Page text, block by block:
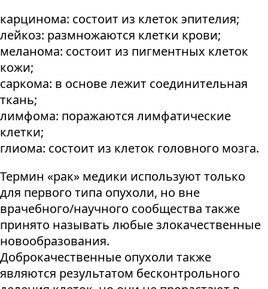
карцинома: состоит из клеток эпителия;
лейкоз: размножаются клетки крови;
меланома: состоит из пигментных клеток
кожи;
саркома: в основе лежит соединительная
ткань;
лимфома: поражаются лимфатические
клетки;
глиома: состоит из клеток головного мозга.
Термин «рак» медики используют только
для первого типа опухоли, но вне
врачебного/научного сообщества также
принято называть любые злокачественные
новообразования.
Доброкачественные опухоли также
являются результатом бесконтрольного